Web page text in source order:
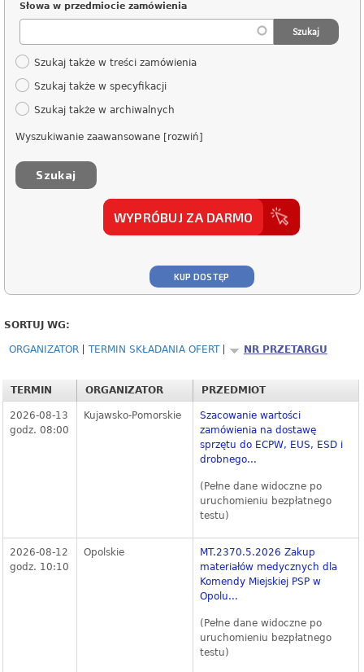
Słowa w przedmiocie zamówienia
Szukaj także w treści zamówienia
Szukaj także w specyfikacji
Szukaj także w archiwalnych
Wyszukiwanie zaawansowane [rozwiń]
WYPRÓBUJ ZA DARMO
KUP DOSTĘP
SORTUJ WG:
ORGANIZATOR TERMIN SKŁADANIA OFERT NR PRZETARGU
TERMIN ORGANIZATOR PRZEDMIOT
2026-08-13
godz. 08:00
Kujawsko-Pomorskie
Szacowanie wartości
zamówienia na dostawę
sprzętu do ECPW, EUS, ESD i
drobnego...
(Pełne dane widoczne po
uruchomieniu bezpłatnego
testu)
2026-08-12
godz. 10:10
Opolskie
MT.2370.5.2026 Zakup
materiałów medycznych dla
Komendy Miejskiej PSP w
Opolu...
(Pełne dane widoczne po
uruchomieniu bezpłatnego
testu)